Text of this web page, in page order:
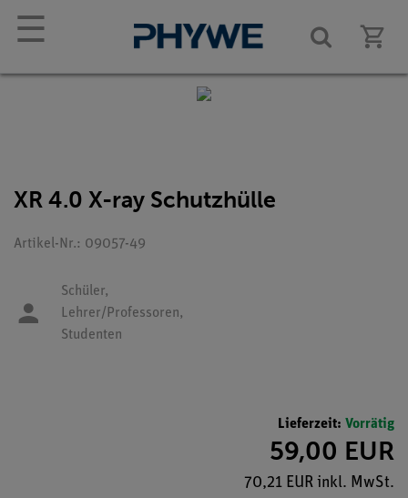
☰
XR 4.0 X-ray Schutzhülle
Artikel-Nr.: 09057-49
Schüler,
Lehrer/Professoren,
Studenten
Lieferzeit: Vorrätig
59,00 EUR
70,21 EUR inkl. MwSt.